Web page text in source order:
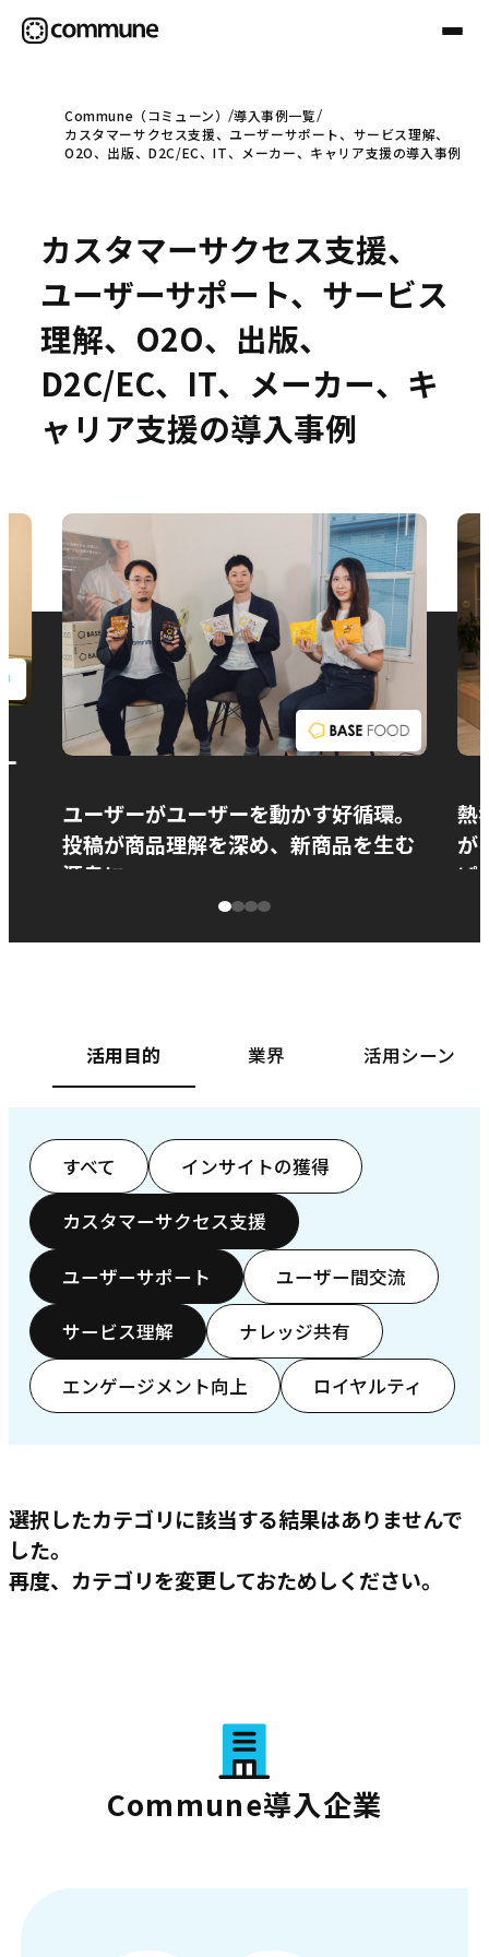
Communeについて
事例
セミナー
お問い合わせ
Commune（コミューン）
導入事例一覧
カスタマーサクセス支援、ユーザーサポート、サービス理解、
O2O、出版、D2C/EC、IT、メーカー、キャリア支援の導入事例
カスタマーサクセス支援、
ユーザーサポート、サービス
理解、O2O、出版、
D2C/EC、IT、メーカー、キ
ャリア支援の導入事例
ユーザーがユーザーを動かす好循環。
投稿が商品理解を深め、新商品を生む
源泉に
熱
が
ぱ
活用目的 業界 活用シーン
すべて インサイトの獲得
カスタマーサクセス支援
ユーザーサポート ユーザー間交流
サービス理解 ナレッジ共有
エンゲージメント向上 ロイヤルティ
選択したカテゴリに該当する結果はありませんで
した。
再度、カテゴリを変更しておためしください。
Commune導入企業